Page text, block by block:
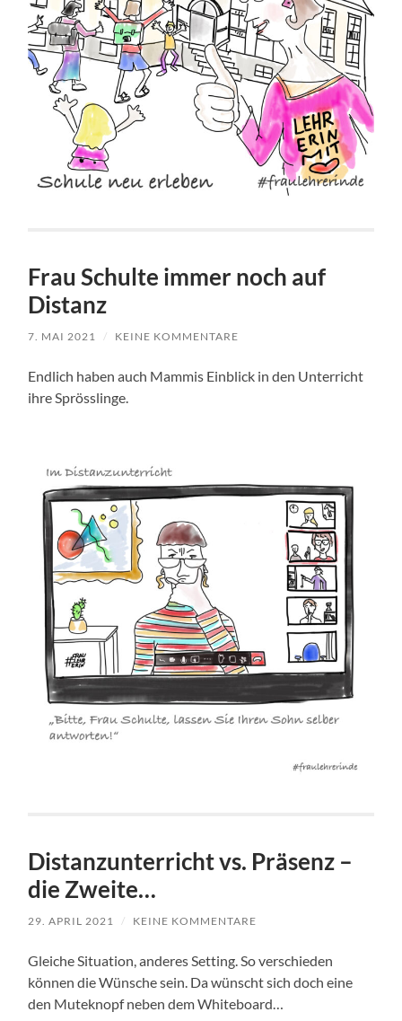
Frau Schulte immer noch auf
Distanz
7. MAI 2021 / KEINE KOMMENTARE
Endlich haben auch Mammis Einblick in den Unterricht
ihre Sprösslinge.
Distanzunterricht vs. Präsenz –
die Zweite…
29. APRIL 2021 / KEINE KOMMENTARE
Gleiche Situation, anderes Setting. So verschieden
können die Wünsche sein. Da wünscht sich doch eine
den Muteknopf neben dem Whiteboard…